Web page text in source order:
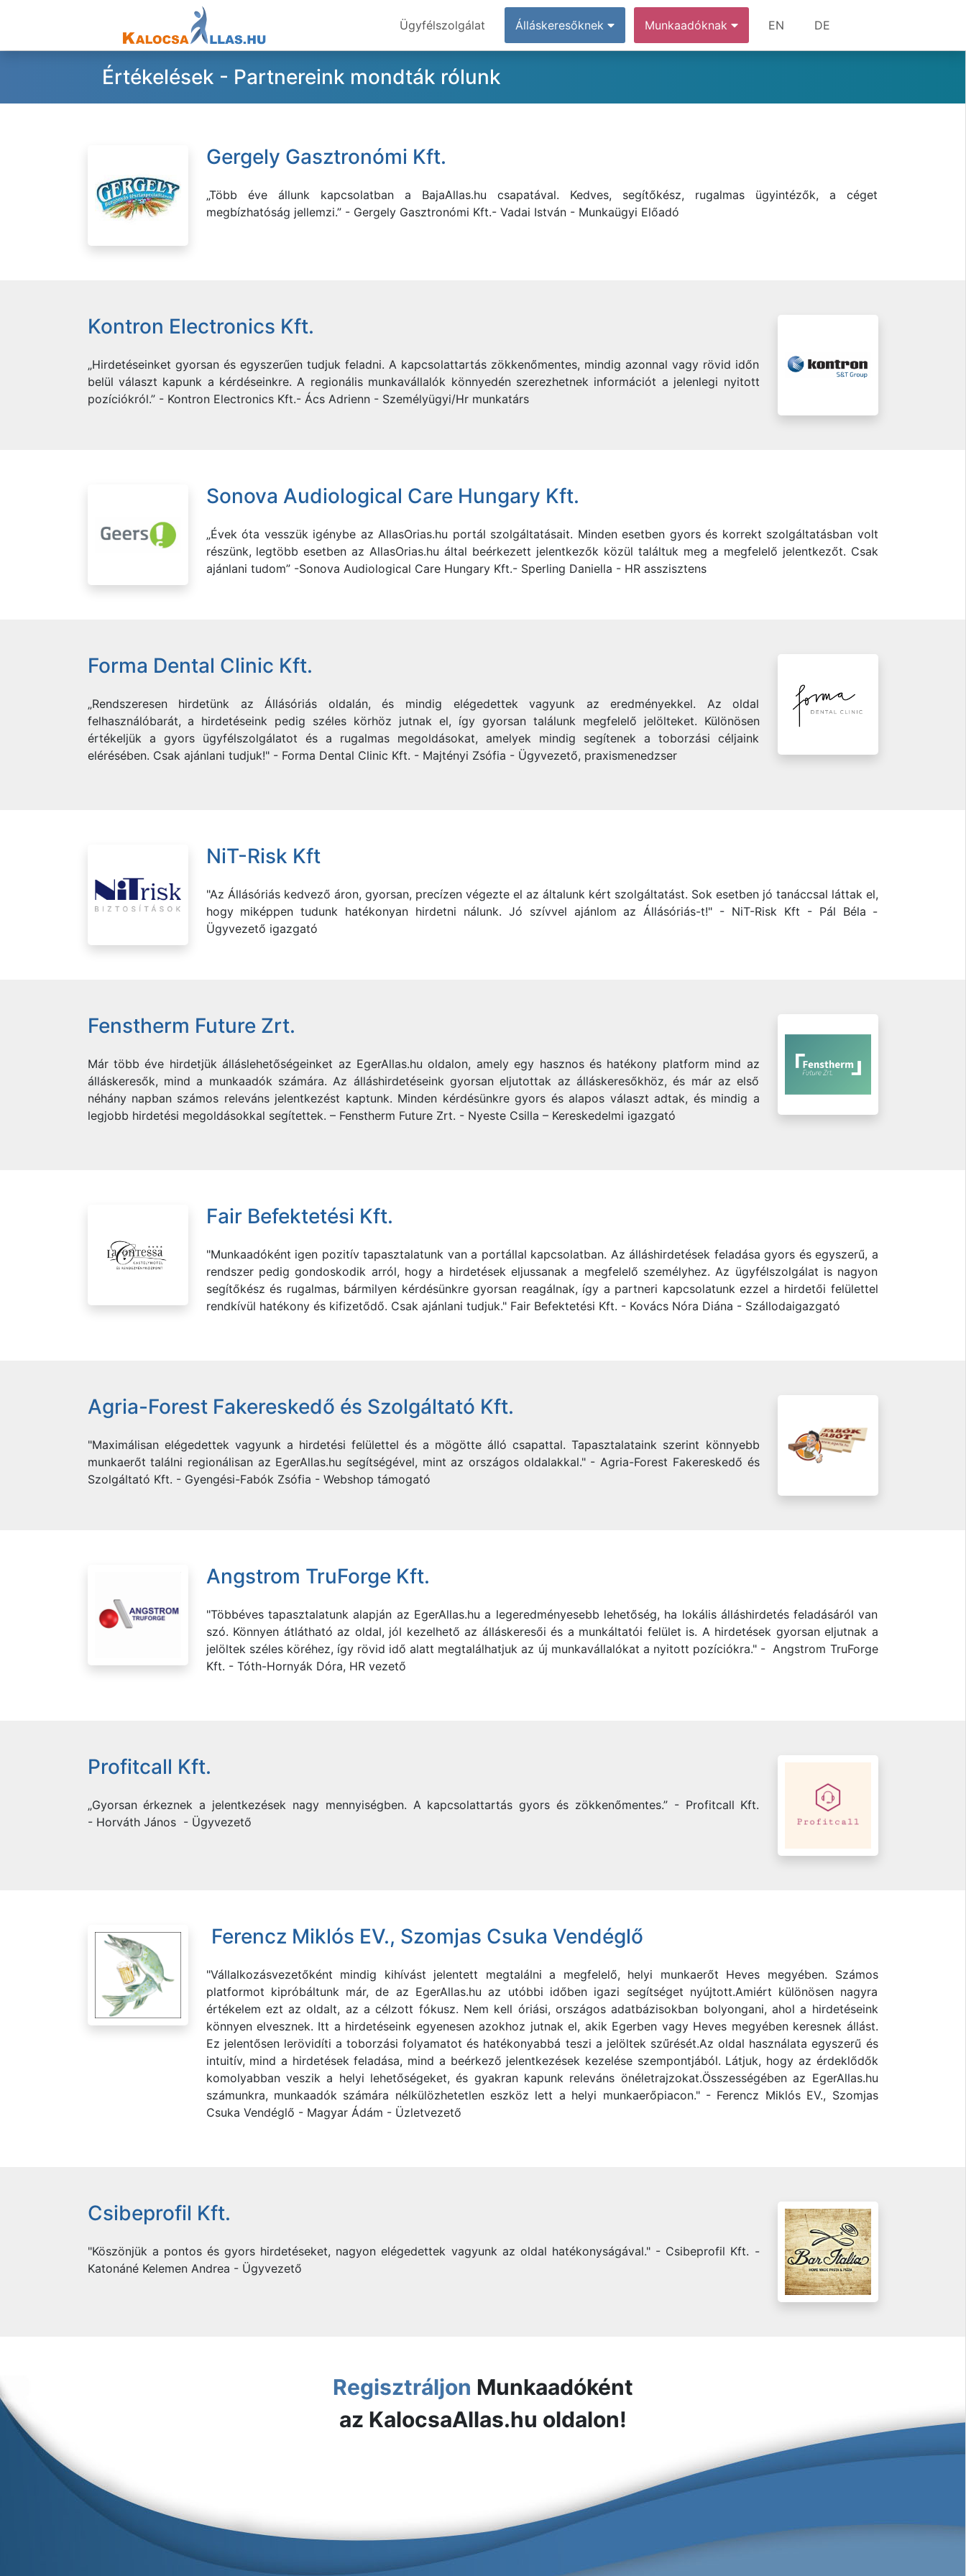
Ügyfélszolgálat Álláskeresőknek Munkaadóknak EN DE
Értékelések - Partnereink mondták rólunk
Gergely Gasztronómi Kft.
„Több éve állunk kapcsolatban a BajaAllas.hu csapatával. Kedves, segítőkész, rugalmas ügyintézők, a céget
megbízhatóság jellemzi.” - Gergely Gasztronómi Kft.- Vadai István - Munkaügyi Előadó
Kontron Electronics Kft.
„Hirdetéseinket gyorsan és egyszerűen tudjuk feladni. A kapcsolattartás zökkenőmentes, mindig azonnal vagy rövid időn
belül választ kapunk a kérdéseinkre. A regionális munkavállalók könnyedén szerezhetnek információt a jelenlegi nyitott
pozíciókról.” - Kontron Electronics Kft.- Ács Adrienn - Személyügyi/Hr munkatárs
Sonova Audiological Care Hungary Kft.
„Évek óta vesszük igénybe az AllasOrias.hu portál szolgáltatásait. Minden esetben gyors és korrekt szolgáltatásban volt
részünk, legtöbb esetben az AllasOrias.hu által beérkezett jelentkezők közül találtuk meg a megfelelő jelentkezőt. Csak
ajánlani tudom” -Sonova Audiological Care Hungary Kft.- Sperling Daniella - HR asszisztens
Forma Dental Clinic Kft.
„Rendszeresen hirdetünk az Állásóriás oldalán, és mindig elégedettek vagyunk az eredményekkel. Az oldal
felhasználóbarát, a hirdetéseink pedig széles körhöz jutnak el, így gyorsan találunk megfelelő jelölteket. Különösen
értékeljük a gyors ügyfélszolgálatot és a rugalmas megoldásokat, amelyek mindig segítenek a toborzási céljaink
elérésében. Csak ajánlani tudjuk!" - Forma Dental Clinic Kft. - Majtényi Zsófia - Ügyvezető, praxismenedzser
NiT-Risk Kft
"Az Állásóriás kedvező áron, gyorsan, precízen végezte el az általunk kért szolgáltatást. Sok esetben jó tanáccsal láttak el,
hogy miképpen tudunk hatékonyan hirdetni nálunk. Jó szívvel ajánlom az Állásóriás-t!" - NiT-Risk Kft - Pál Béla -
Ügyvezető igazgató
Fenstherm Future Zrt.
Már több éve hirdetjük álláslehetőségeinket az EgerAllas.hu oldalon, amely egy hasznos és hatékony platform mind az
álláskeresők, mind a munkaadók számára. Az álláshirdetéseink gyorsan eljutottak az álláskeresőkhöz, és már az első
néhány napban számos releváns jelentkezést kaptunk. Minden kérdésünkre gyors és alapos választ adtak, és mindig a
legjobb hirdetési megoldásokkal segítettek. – Fenstherm Future Zrt. - Nyeste Csilla – Kereskedelmi igazgató
Fair Befektetési Kft.
"Munkaadóként igen pozitív tapasztalatunk van a portállal kapcsolatban. Az álláshirdetések feladása gyors és egyszerű, a
rendszer pedig gondoskodik arról, hogy a hirdetések eljussanak a megfelelő személyhez. Az ügyfélszolgálat is nagyon
segítőkész és rugalmas, bármilyen kérdésünkre gyorsan reagálnak, így a partneri kapcsolatunk ezzel a hirdetői felülettel
rendkívül hatékony és kifizetődő. Csak ajánlani tudjuk." Fair Befektetési Kft. - Kovács Nóra Diána - Szállodaigazgató
Agria-Forest Fakereskedő és Szolgáltató Kft.
"Maximálisan elégedettek vagyunk a hirdetési felülettel és a mögötte álló csapattal. Tapasztalataink szerint könnyebb
munkaerőt találni regionálisan az EgerAllas.hu segítségével, mint az országos oldalakkal." - Agria-Forest Fakereskedő és
Szolgáltató Kft. - Gyengési-Fabók Zsófia - Webshop támogató
Angstrom TruForge Kft.
"Többéves tapasztalatunk alapján az EgerAllas.hu a legeredményesebb lehetőség, ha lokális álláshirdetés feladásáról van
szó. Könnyen átlátható az oldal, jól kezelhető az álláskeresői és a munkáltatói felület is. A hirdetések gyorsan eljutnak a
jelöltek széles köréhez, így rövid idő alatt megtalálhatjuk az új munkavállalókat a nyitott pozíciókra." - Angstrom TruForge
Kft. - Tóth-Hornyák Dóra, HR vezető
Profitcall Kft.
„Gyorsan érkeznek a jelentkezések nagy mennyiségben. A kapcsolattartás gyors és zökkenőmentes.” - Profitcall Kft.
- Horváth János - Ügyvezető
Ferencz Miklós EV., Szomjas Csuka Vendéglő
"Vállalkozásvezetőként mindig kihívást jelentett megtalálni a megfelelő, helyi munkaerőt Heves megyében. Számos
platformot kipróbáltunk már, de az EgerAllas.hu az utóbbi időben igazi segítséget nyújtott.Amiért különösen nagyra
értékelem ezt az oldalt, az a célzott fókusz. Nem kell óriási, országos adatbázisokban bolyongani, ahol a hirdetéseink
könnyen elvesznek. Itt a hirdetéseink egyenesen azokhoz jutnak el, akik Egerben vagy Heves megyében keresnek állást.
Ez jelentősen lerövidíti a toborzási folyamatot és hatékonyabbá teszi a jelöltek szűrését.Az oldal használata egyszerű és
intuitív, mind a hirdetések feladása, mind a beérkező jelentkezések kezelése szempontjából. Látjuk, hogy az érdeklődők
komolyabban veszik a helyi lehetőségeket, és gyakran kapunk releváns önéletrajzokat.Összességében az EgerAllas.hu
számunkra, munkaadók számára nélkülözhetetlen eszköz lett a helyi munkaerőpiacon." - Ferencz Miklós EV., Szomjas
Csuka Vendéglő - Magyar Ádám - Üzletvezető
Csibeprofil Kft.
"Köszönjük a pontos és gyors hirdetéseket, nagyon elégedettek vagyunk az oldal hatékonyságával." - Csibeprofil Kft. -
Katonáné Kelemen Andrea - Ügyvezető
Regisztráljon Munkaadóként
az KalocsaAllas.hu oldalon!